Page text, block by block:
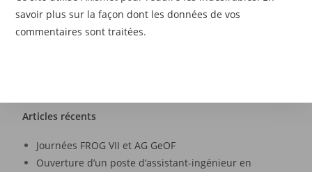
savoir plus sur la façon dont les données de vos
commentaires sont traitées.
Articles récents
Journées FROG VII et AG GeOF
Ouverture d’un poste d’assistant-ingénieur en